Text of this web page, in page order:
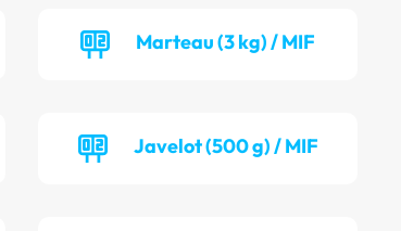
Marteau (3 kg) / MIF
Javelot (500 g) / MIF